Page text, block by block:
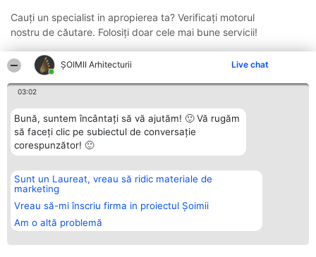
ȘOIMII Arhitecturii Live chat
03:02
Bună, suntem încântați să vă ajutăm! 🙂 Vă rugăm
să faceți clic pe subiectul de conversație
corespunzător! 🙂
Sunt un Laureat, vreau să ridic materiale de
marketing
Vreau să-mi înscriu firma in proiectul Șoimii
Am o altă problemă
Cauți un specialist in apropierea ta? Verificați motorul
nostru de căutare. Folosiți doar cele mai bune servicii!
Organizator Ranking
BRIGHT SOLUTIONS BR SRL
Aleea Timisul De Sus 2 Bl. A30
Sc. A Et. 4 Ap. 13 Cod 061952
București
CUI 36737675
Plebiscyt
Lista Tuturor
Laureaților
Statut
Contact